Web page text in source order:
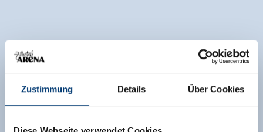
Zustimmung Details Über Cookies